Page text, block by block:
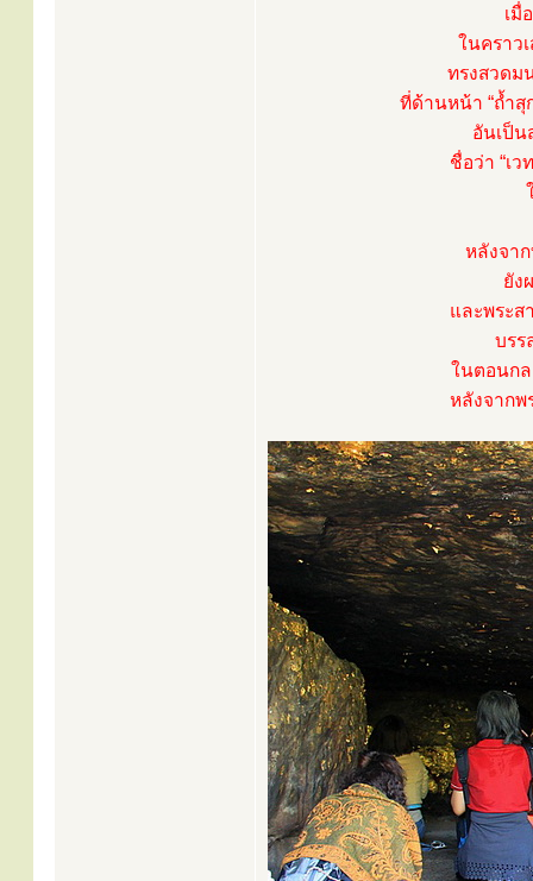
เมื่
ในคราว
ทรงสวดม
ที่ด้านหน้า “ถ้ำ
อันเป็น
ชื่อว่า “เ
หลังจา
ยัง
และพระส
บรร
ในตอนก
หลังจากพ